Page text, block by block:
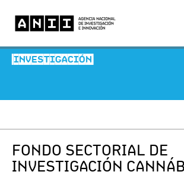
-INVESTIGACIÓN-
FONDO SECTORIAL DE
INVESTIGACIÓN